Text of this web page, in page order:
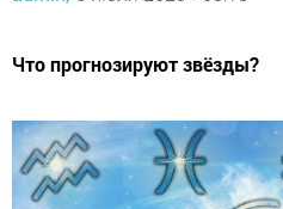
Что прогнозируют звёзды?